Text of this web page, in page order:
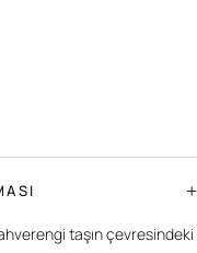
+
taşın çevresindeki